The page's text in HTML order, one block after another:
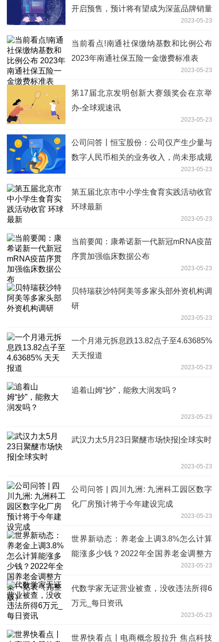
开启预售，预计将有望成为深蓝品牌销量
2023-05-23
当前看点!南通社保缴纳基数和比例公布
2023年南通社保五险一金缴费标准表
2023-05-23
第17届北京发明创新大赛颁奖会在京举
办-全球观速讯
2023-05-23
公司问答丨恒宝股份：公司仅产生少量与
数字人民币相关的业务收入，尚未形成规
2023-05-23
第五届北京市中小学生食育实践活动收官
环球最新
2023-05-23
当前要闻：康希诺新一代新冠mRNA疫苗
序贯加强临床数据公布
2023-05-23
贝特瑞获沙特阿美等多家头部外资机构调
研
2023-05-23
一个月港元拆息跌13.82点子至4.63685%
天天报道
2023-05-23
追着山姆“抄”，能救大润发吗？
2023-05-23
武汉力太5月23日聚醚市场快报|全球实时
2023-05-23
公司问答 | 四川九洲: 九洲科工园区数字
化厂房预计将于今年建设完成
2023-05-23
世界新动态：养老金上调3.8%怎么计算
能涨多少钱？2022年全国养老金调整方
2023-05-23
代数学家无证营业被查，没收违法所得6
万元_每日资讯
2023-05-23
世界快看点丨电商概念股拉升 焦点科技